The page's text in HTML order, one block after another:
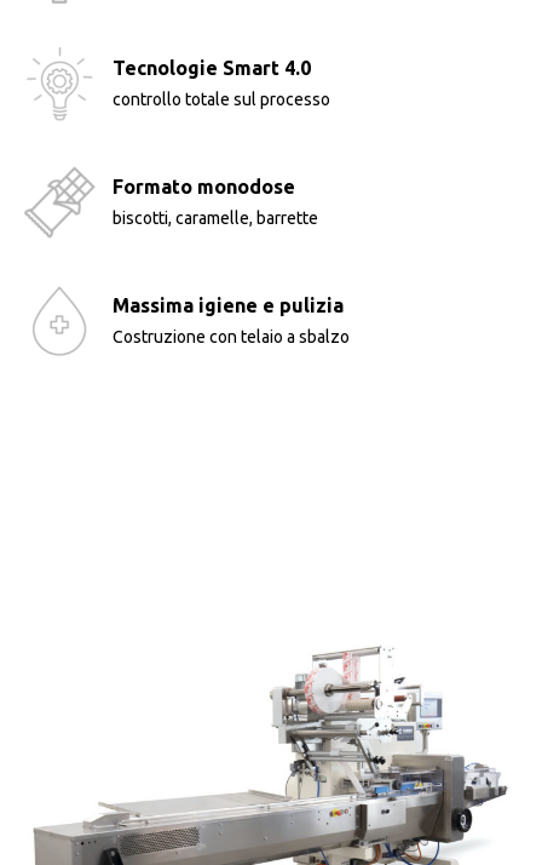
Tecnologie Smart 4.0
controllo totale sul processo
Formato monodose
biscotti, caramelle, barrette
Massima igiene e pulizia
Costruzione con telaio a sbalzo